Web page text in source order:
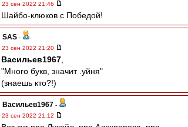
23 сен 2022 21:46
Шайбо-клюков с Победой!
SAS -
23 сен 2022 21:20
Васильев1967
"Много букв, значит .уйня"
(знаешь кто?!)
Васильев1967 -
23 сен 2022 21:12